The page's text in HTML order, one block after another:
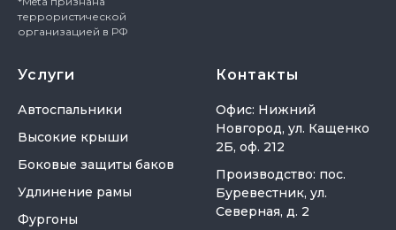
террористической
организацией в РФ
Услуги
Автоспальники
Высокие крыши
Боковые защиты баков
Удлинение рамы
Фургоны
Контакты
Офис: Нижний
Новгород, ул. Кащенко
2Б, оф. 212
Производство: пос.
Буревестник, ул.
Северная, д. 2